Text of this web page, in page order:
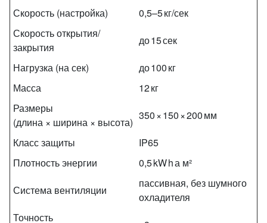
Скорость (настройка)
0,5–5 кг/сек
Скорость открытия/
закрытия
до 15 сек
Нагрузка (на сек)
до 100 кг
Масса
12 кг
Размеры
(длина × ширина × высота)
350 × 150 × 200 мм
Класс защиты
IP65
Плотность энергии
0,5 kW h а м²
Система вентиляции
пассивная, без шумного
охладителя
Точность